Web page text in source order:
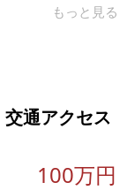
： 希望価格：680
もっと見る
通アクセス
100万円